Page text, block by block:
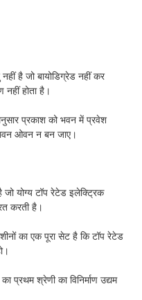
है जो बायोडिग्रेड नहीं कर
होता है।
प्रकाश को भवन में प्रवेश
भवन ओवन न बन जाए।
जो योग्य टॉप रेटेड इलेक्ट्रिक
करती है।
का एक पूरा सेट है कि टॉप रेटेड
प्रथम श्रेणी का विनिर्माण उद्यम